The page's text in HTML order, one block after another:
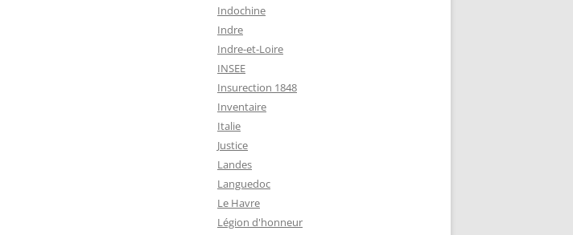
Indochine
Indre
Indre-et-Loire
INSEE
Insurection 1848
Inventaire
Italie
Justice
Landes
Languedoc
Le Havre
Légion d'honneur